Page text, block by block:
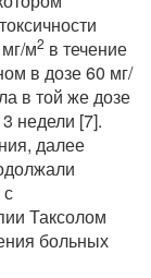
м2 в течение
в дозе 60 мг/
в той же дозе
недели [7].
далее
Таксолом
больных